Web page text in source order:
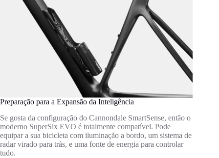
Preparação para a Expansão da Inteligência
Se gosta da configuração do Cannondale SmartSense, então o
moderno SuperSix EVO é totalmente compatível. Pode
equipar a sua bicicleta com iluminação a bordo, um sistema de
radar virado para trás, e uma fonte de energia para controlar
tudo.